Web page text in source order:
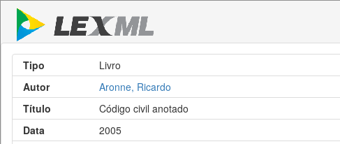
Tipo
Livro
Autor
Aronne, Ricardo
Título
Código civil anotado
Data
2005